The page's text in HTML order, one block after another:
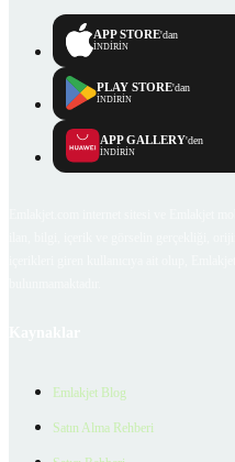
APP STORE'dan
İNDİRİN
PLAY STORE'dan
İNDİRİN
APP GALLERY'den
İNDİRİN
Emlakjet Blog
Satın Alma Rehberi